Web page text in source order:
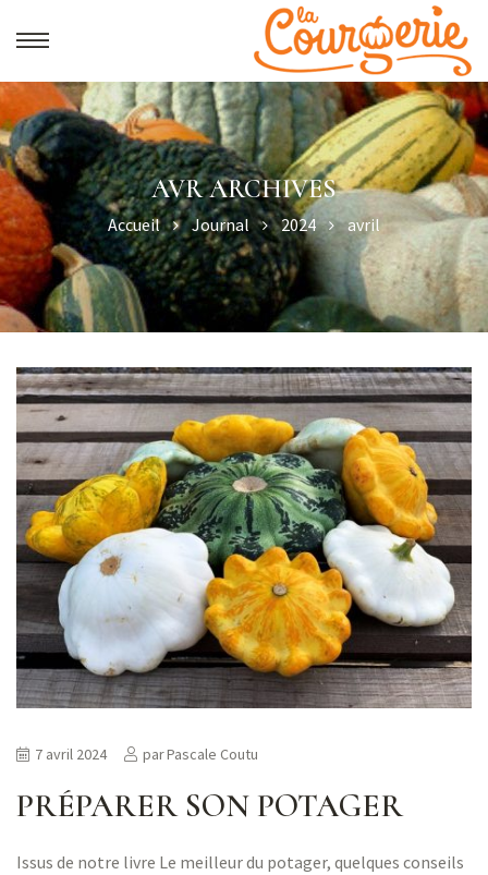
AVR ARCHIVES
Accueil Journal 2024 avril
PRÉPARER SON POTAGER
7 avril 2024 parPascale Coutu
Issus de notre livre Le meilleur du potager, quelques conseils